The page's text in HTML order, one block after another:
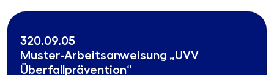
320.09.05
Muster-Arbeitsanweisung „UVV
Überfallprävention“